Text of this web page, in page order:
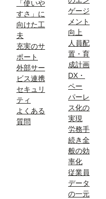
「使いや
すさ」に
向けた工
夫
充実のサ
ポート
外部サー
ビス連携
セキュリ
ティ
よくある
質問
ゲージ
メント
向上
人員配
置・育
成計画
DX・
ペー
パーレ
ス化の
実現
労務手
続き全
般の効
率化
従業員
データ
の一元